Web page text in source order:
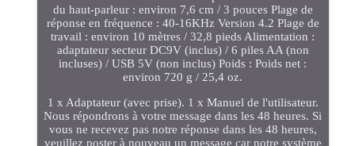
du haut-parleur : environ 7,6 cm / 3 pouces Plage de
réponse en fréquence : 40-16KHz Version 4.2 Plage de
travail : environ 10 mètres / 32,8 pieds Alimentation :
adaptateur secteur DC9V (inclus) / 6 piles AA (non
incluses) / USB 5V (non inclus) Poids : Poids net :
environ 720 g / 25,4 oz.
1 x Adaptateur (avec prise). 1 x Manuel de l'utilisateur.
Nous répondrons à votre message dans les 48 heures. Si
vous ne recevez pas notre réponse dans les 48 heures,
veuillez poster à nouveau un message car notre système